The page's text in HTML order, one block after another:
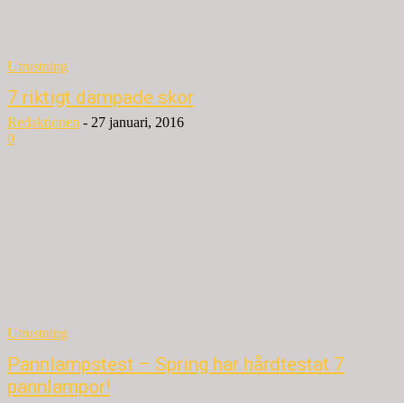
Utrustning
7 riktigt dämpade skor
Redaktionen - 27 januari, 2016
0
Utrustning
Pannlampstest – Spring har hårdtestat 7
pannlampor!